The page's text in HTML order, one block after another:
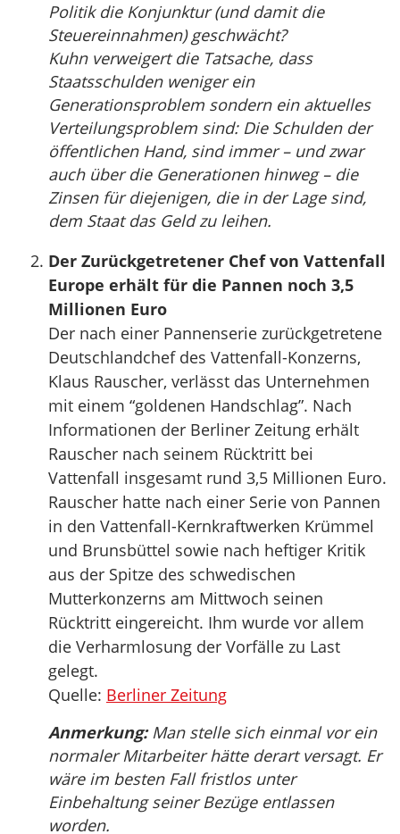
Politik die Konjunktur (und damit die
Steuereinnahmen) geschwächt?
Kuhn verweigert die Tatsache, dass
Staatsschulden weniger ein
Generationsproblem sondern ein aktuelles
Verteilungsproblem sind: Die Schulden der
öffentlichen Hand, sind immer – und zwar
auch über die Generationen hinweg – die
Zinsen für diejenigen, die in der Lage sind,
dem Staat das Geld zu leihen.
Der Zurückgetretener Chef von Vattenfall
Europe erhält für die Pannen noch 3,5
Millionen Euro
Der nach einer Pannenserie zurückgetretene
Deutschlandchef des Vattenfall-Konzerns,
Klaus Rauscher, verlässt das Unternehmen
mit einem “goldenen Handschlag”. Nach
Informationen der Berliner Zeitung erhält
Rauscher nach seinem Rücktritt bei
Vattenfall insgesamt rund 3,5 Millionen Euro.
Rauscher hatte nach einer Serie von Pannen
in den Vattenfall-Kernkraftwerken Krümmel
und Brunsbüttel sowie nach heftiger Kritik
aus der Spitze des schwedischen
Mutterkonzerns am Mittwoch seinen
Rücktritt eingereicht. Ihm wurde vor allem
die Verharmlosung der Vorfälle zu Last
gelegt.
Quelle: Berliner Zeitung
Anmerkung:Man stelle sich einmal vor ein
normaler Mitarbeiter hätte derart versagt. Er
wäre im besten Fall fristlos unter
Einbehaltung seiner Bezüge entlassen
worden.